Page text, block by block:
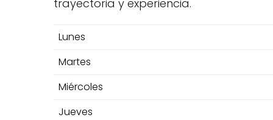
trayectoria y experiencia.
Lunes
Martes
Miércoles
Jueves